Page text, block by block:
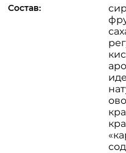
Состав: